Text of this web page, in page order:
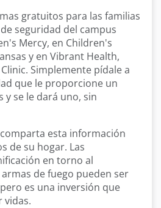
gratuitos para las familias
seguridad del campus
Mercy, en Children's
y en Vibrant Health,
Simplemente pídale a
que le proporcione un
y se le dará uno, sin
esta información
de su hogar. Las
en torno al
de fuego pueden ser
es una inversión que
vidas.